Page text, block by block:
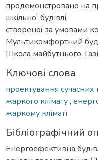
продемонстровано на
шкільної будівлі,
створеної за умовами
Мультикомфортний
Школа майбутнього.
Ключові слова
проектування
жаркого клімату,
жаркому кліматі
Бібліографічний
Енергоефективна